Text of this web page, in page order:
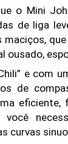
o Mini
de liga
ousado,
e com
de
eficiente,
curvas